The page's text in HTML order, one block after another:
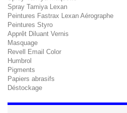
Spray Tamiya Lexan
Peintures Fastrax Lexan Aérographe
Peintures Styro
Apprêt Diluant Vernis
Masquage
Revell Email Color
Humbrol
Pigments
Papiers abrasifs
Déstockage